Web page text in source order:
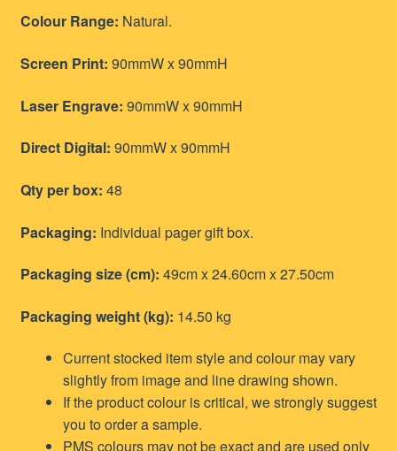
Colour Range: Natural.
Screen Print: 90mmW x 90mmH
Laser Engrave: 90mmW x 90mmH
Direct Digital: 90mmW x 90mmH
Qty per box: 48
Packaging: Individual pager gift box.
Packaging size (cm): 49cm x 24.60cm x 27.50cm
Packaging weight (kg): 14.50 kg
Current stocked item style and colour may vary
slightly from image and line drawing shown.
If the product colour is critical, we strongly suggest
you to order a sample.
PMS colours may not be exact and are used only